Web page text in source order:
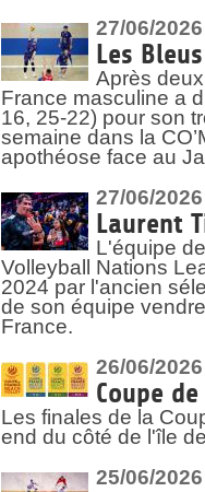
27/06/2026
Les
Après
France masculine a
16, 25-22) pour son
semaine dans la
apothéose face au
27/06/2026
Laurent
L'équipe
Volleyball Nations
2024 par l'ancien
de son équipe
France.
26/06/2026
Coupe
Les finales de la
end du côté de l'île
25/06/2026